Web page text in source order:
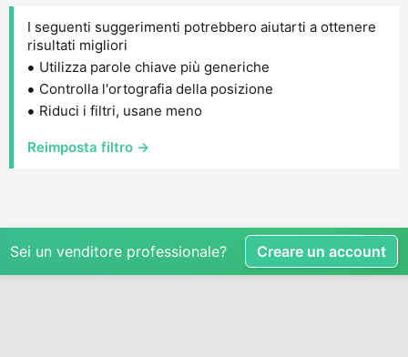
I seguenti suggerimenti potrebbero aiutarti a ottenere
risultati migliori
Utilizza parole chiave più generiche
Controlla l'ortografia della posizione
Riduci i filtri, usane meno
Reimposta filtro →
Sei un venditore professionale? Creare un account